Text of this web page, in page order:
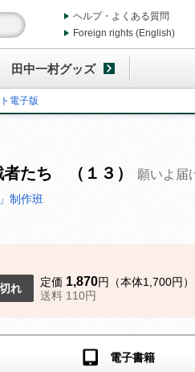
ヘルプ・よくある質問
Foreign rights (English)
田中一村グッズ
電子版
たち （１３） 願いよ
制作班
れ 定価 1,870円（本体1,700円）
送料 110円
電子書籍